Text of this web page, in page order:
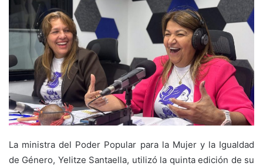
La ministra del Poder Popular para la Mujer y la Igualdad
de Género, Yelitze Santaella, utilizó la quinta edición de su